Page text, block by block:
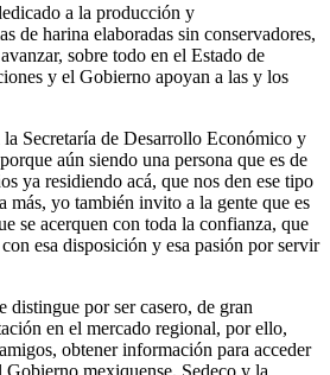
a la producción y
de harina elaboradas sin conservadores,
sobre todo en el Estado de
y el Gobierno apoyan a las y los
la Secretaría de Desarrollo Económico y
aún siendo una persona que es de
ya residiendo acá, que nos den ese tipo
más, yo también invito a la gente que es
se acerquen con toda la confianza, que
esa disposición y esa pasión por servir
distingue por ser casero, de gran
en el mercado regional, por ello,
obtener información para acceder
mexiquense, Sedeco y la